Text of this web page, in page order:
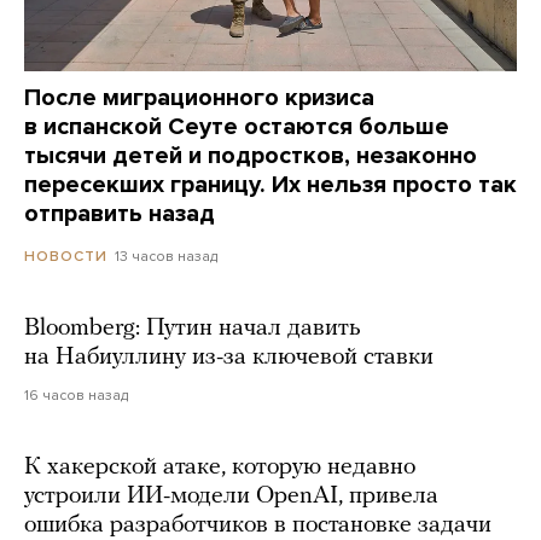
После миграционного кризиса
в испанской Сеуте остаются больше
тысячи детей и подростков, незаконно
пересекших границу. Их нельзя просто так
отправить назад
НОВОСТИ 13 часов назад
Bloomberg: Путин начал давить
на Набиуллину из-за ключевой ставки
16 часов назад
К хакерской атаке, которую недавно
устроили ИИ-модели OpenAI, привела
ошибка разработчиков в постановке задачи